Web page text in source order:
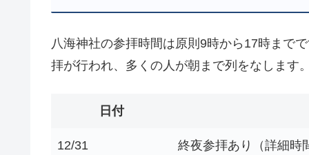
八海神社の参拝時間は原則9時から17時まで
拝が行われ、多くの人が朝まで列をなします
日付
12/31 終夜参拝あり（詳細時